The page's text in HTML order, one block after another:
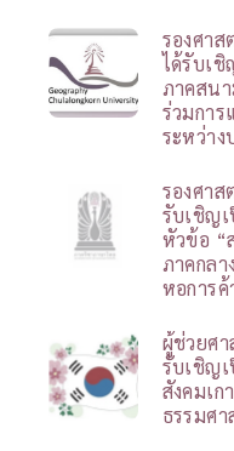
รองศา
ได้รับเ
ภาคสน
ร่วมกา
ระหว่าง
รองศาส
รับเชิญ
หัวข้อ “
ภาคกลา
หอการค้
ผู้ช่วยศ
รับเชิญ
สังคมเก
ธรรมศา